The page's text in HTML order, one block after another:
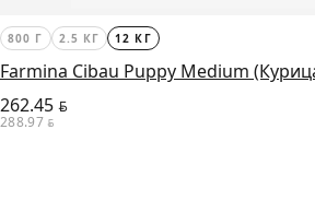
800 Г 2.5 КГ 12 КГ
Farmina Cibau Puppy Medium
262.45 BYN
288.97 BYN